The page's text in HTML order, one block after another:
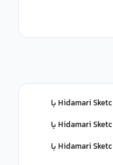
دانلود و تماشای آنلاین انیمه Hidamari Sketch x SP با
دانلود و تماشای آنلاین انیمه Hidamari Sketch x SP با
دانلود و تماشای آنلاین انیمه Hidamari Sketch x SP با